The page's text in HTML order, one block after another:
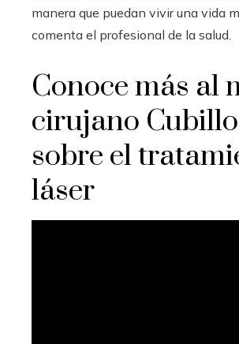
manera que puedan vivir una vida
comenta el profesional de la salud.
Conoce más al
cirujano
sobre el
láser